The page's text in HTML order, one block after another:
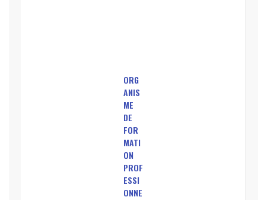
ORG
ANIS
ME
DE
FOR
MATI
ON
PROF
ESSI
ONNE